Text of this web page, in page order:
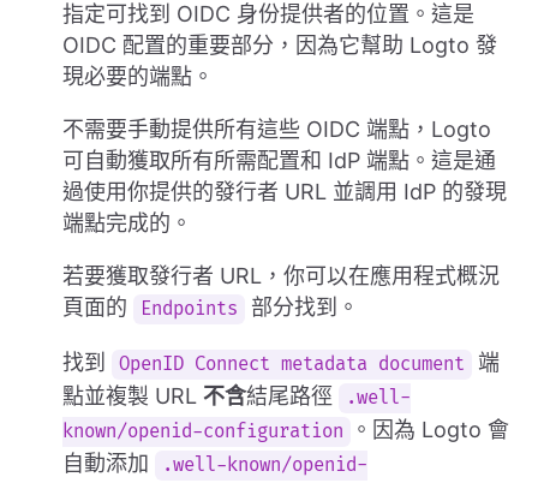
指定可找到 OIDC 身份提供者的位置。這是
OIDC 配置的重要部分，因為它幫助 Logto 發
現必要的端點。
不需要手動提供所有這些 OIDC 端點，Logto
可自動獲取所有所需配置和 IdP 端點。這是通
過使用你提供的發行者 URL 並調用 IdP 的發現
端點完成的。
若要獲取發行者 URL，你可以在應用程式概況
頁面的
Endpoints 部分找到。
找到 OpenID Connect metadata document
端
點並複製 URL 不含結尾路徑
.well-
known/openid-configuration
。因為 Logto 會
自動添加
.well-known/openid-